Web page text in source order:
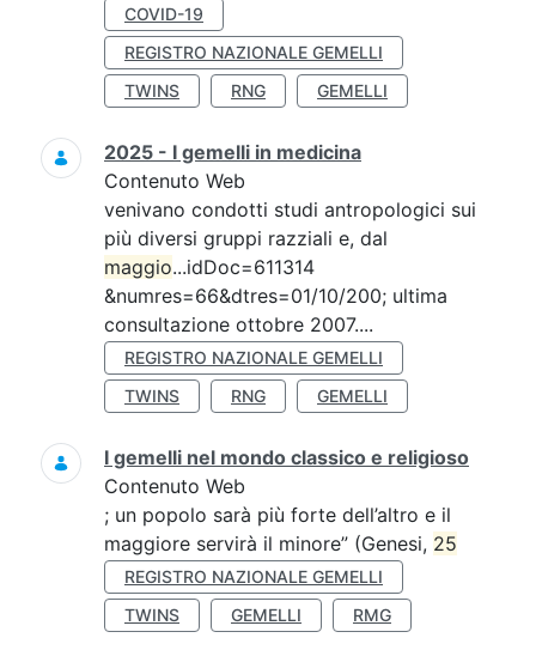
COVID-19
REGISTRO NAZIONALE GEMELLI
TWINS
RNG GEMELLI
2025 - I gemelli in medicina
Contenuto Web
venivano condotti studi antropologici sui
più diversi gruppi razziali e, dal
maggio...idDoc=611314
&numres=66&dtres=01/10/200; ultima
consultazione ottobre 2007....
REGISTRO NAZIONALE GEMELLI
TWINS
RNG GEMELLI
I gemelli nel mondo classico e religioso
Contenuto Web
; un popolo sarà più forte dell’altro e il
maggiore servirà il minore” (Genesi, 25
REGISTRO NAZIONALE GEMELLI
TWINS
GEMELLI RMG